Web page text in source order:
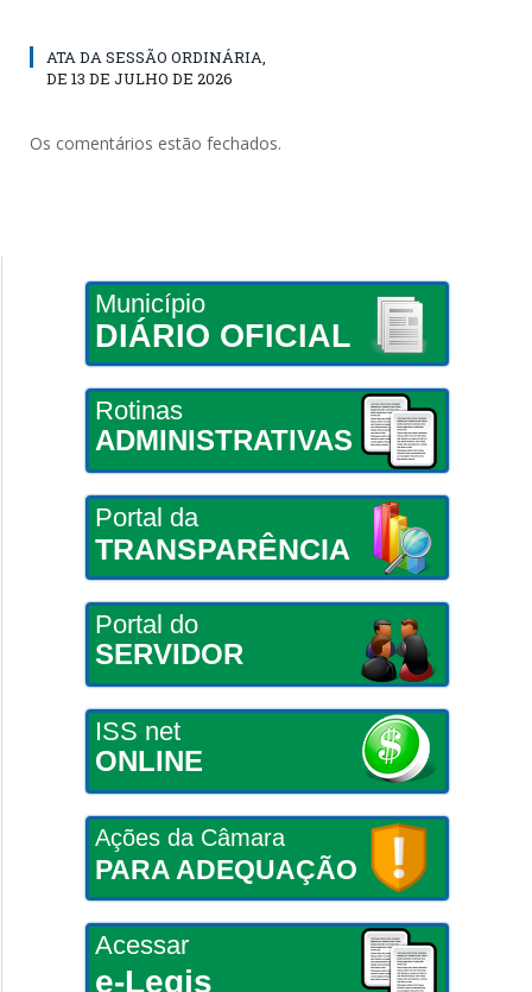
ATA DA SESSÃO ORDINÁRIA,
DE 13 DE JULHO DE 2026
Os comentários estão fechados.
Município
DIÁRIO OFICIAL
Rotinas
ADMINISTRATIVAS
Portal da
TRANSPARÊNCIA
Portal do
SERVIDOR
ISS net
ONLINE
Ações da Câmara
PARA ADEQUAÇÃO
Acessar
e-Legis